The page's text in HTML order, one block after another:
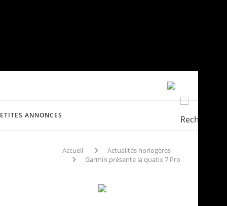
ANNONCES
Accueil
Actualités horlogères
Garmin présente la quatix 7 Pro